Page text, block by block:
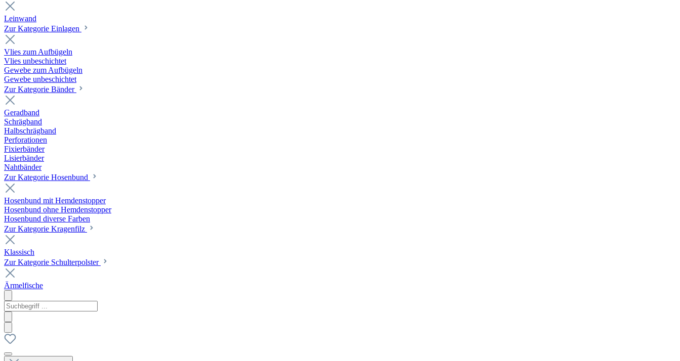
Leinwand
Zur Kategorie Einlagen
Vlies zum Aufbügeln
Vlies unbeschichtet
Gewebe zum Aufbügeln
Gewebe unbeschichtet
Zur Kategorie Bänder
Geradband
Schrägband
Halbschrägband
Perforationen
Fixierbänder
Lisierbänder
Nahtbänder
Zur Kategorie Hosenbund
Hosenbund mit Hemdenstopper
Hosenbund ohne Hemdenstopper
Hosenbund diverse Farben
Zur Kategorie Kragenfilz
Klassisch
Zur Kategorie Schulterpolster
Ärmelfische